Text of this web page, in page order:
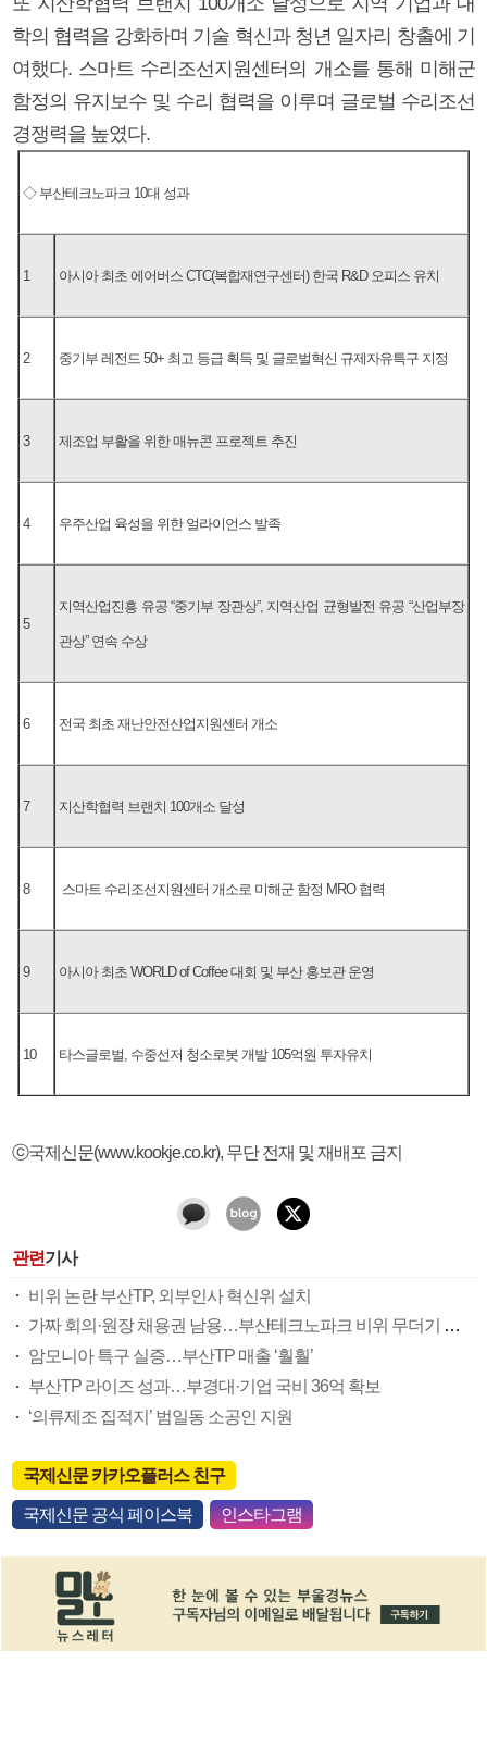
학의 협력을 강화하며 기술 혁신과 청년 일자리 창출에 기
여했다. 스마트 수리조선지원센터의 개소를 통해 미해군
함정의 유지보수 및 수리 협력을 이루며 글로벌 수리조선
경쟁력을 높였다.
◇ 부산테크노파크 10대 성과
1 아시아 최초 에어버스 CTC(복합재연구센터) 한국 R&D 오피스 유치
2 중기부 레전드 50+ 최고 등급 획득 및 글로벌혁신 규제자유특구 지정
3 제조업 부활을 위한 매뉴콘 프로젝트 추진
4 우주산업 육성을 위한 얼라이언스 발족
5
지역산업진흥 유공 “중기부 장관상”, 지역산업 균형발전 유공 “산업부장
관상” 연속 수상
6 전국 최초 재난안전산업지원센터 개소
7 지산학협력 브랜치 100개소 달성
8 스마트 수리조선지원센터 개소로 미해군 함정 MRO 협력
9 아시아 최초 WORLD of Coffee 대회 및 부산 홍보관 운영
10 타스글로벌, 수중선저 청소로봇 개발 105억원 투자유치
ⓒ국제신문(www.kookje.co.kr), 무단 전재 및 재배포 금지
관련기사
비위 논란 부산TP, 외부인사 혁신위 설치
가짜 회의·원장 채용권 남용…부산테크노파크 비위 무더기 적발
암모니아 특구 실증…부산TP 매출 ‘훨훨’
부산TP 라이즈 성과…부경대·기업 국비 36억 확보
‘의류제조 집적지’ 범일동 소공인 지원
국제신문 카카오플러스 친구
국제신문 공식 페이스북 인스타그램